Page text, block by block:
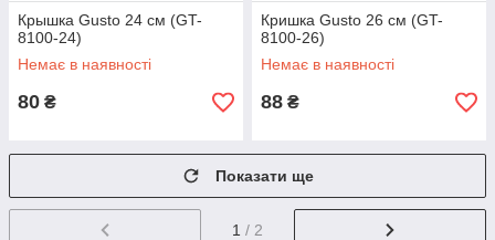
Крышка Gusto 24 см (GT-
8100-24)
Немає в наявності
80 ₴
Кришка Gusto 26 см (GT-
8100-26)
Немає в наявності
88 ₴
Показати ще
1 / 2